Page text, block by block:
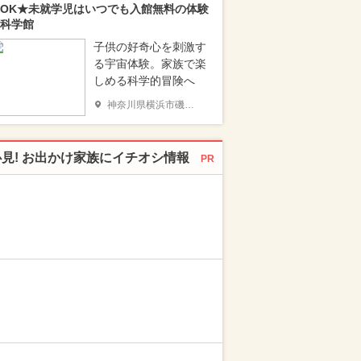
未就学児はいつでも入館無料の体験
学館
子供の好奇心を刺激す
る宇宙体験。家族で楽
しめる科学的冒険へ
神奈川県横浜市磯子区
! お出かけ家族にイチオシ情報 PR